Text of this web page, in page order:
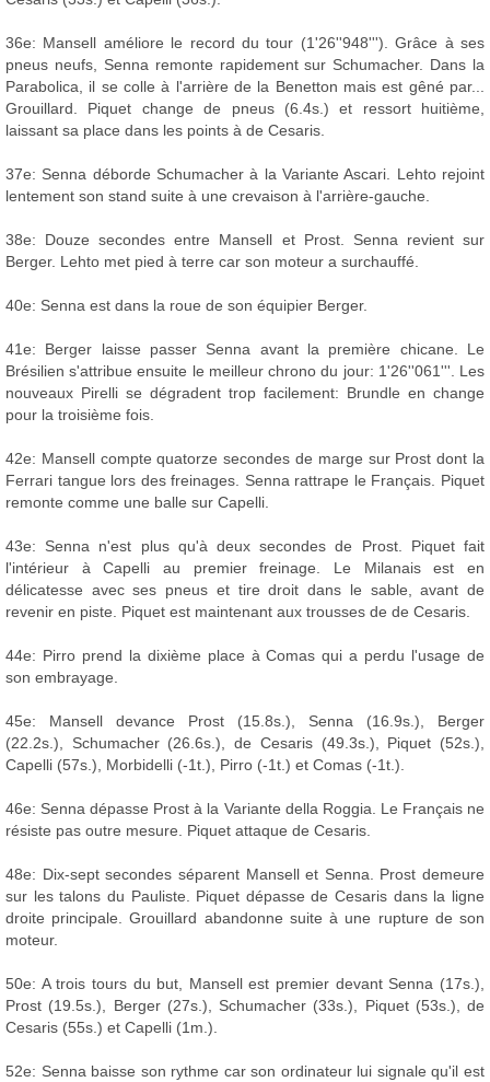
36e: Mansell améliore le record du tour (1'26''948'''). Grâce à ses
pneus neufs, Senna remonte rapidement sur Schumacher. Dans la
Parabolica, il se colle à l'arrière de la Benetton mais est gêné par...
Grouillard. Piquet change de pneus (6.4s.) et ressort huitième,
laissant sa place dans les points à de Cesaris.
37e: Senna déborde Schumacher à la Variante Ascari. Lehto rejoint
lentement son stand suite à une crevaison à l'arrière-gauche.
38e: Douze secondes entre Mansell et Prost. Senna revient sur
Berger. Lehto met pied à terre car son moteur a surchauffé.
40e: Senna est dans la roue de son équipier Berger.
41e: Berger laisse passer Senna avant la première chicane. Le
Brésilien s'attribue ensuite le meilleur chrono du jour: 1'26''061'''. Les
nouveaux Pirelli se dégradent trop facilement: Brundle en change
pour la troisième fois.
42e: Mansell compte quatorze secondes de marge sur Prost dont la
Ferrari tangue lors des freinages. Senna rattrape le Français. Piquet
remonte comme une balle sur Capelli.
43e: Senna n'est plus qu'à deux secondes de Prost. Piquet fait
l'intérieur à Capelli au premier freinage. Le Milanais est en
délicatesse avec ses pneus et tire droit dans le sable, avant de
revenir en piste. Piquet est maintenant aux trousses de de Cesaris.
44e: Pirro prend la dixième place à Comas qui a perdu l'usage de
son embrayage.
45e: Mansell devance Prost (15.8s.), Senna (16.9s.), Berger
(22.2s.), Schumacher (26.6s.), de Cesaris (49.3s.), Piquet (52s.),
Capelli (57s.), Morbidelli (-1t.), Pirro (-1t.) et Comas (-1t.).
46e: Senna dépasse Prost à la Variante della Roggia. Le Français ne
résiste pas outre mesure. Piquet attaque de Cesaris.
48e: Dix-sept secondes séparent Mansell et Senna. Prost demeure
sur les talons du Pauliste. Piquet dépasse de Cesaris dans la ligne
droite principale. Grouillard abandonne suite à une rupture de son
moteur.
50e: A trois tours du but, Mansell est premier devant Senna (17s.),
Prost (19.5s.), Berger (27s.), Schumacher (33s.), Piquet (53s.), de
Cesaris (55s.) et Capelli (1m.).
52e: Senna baisse son rythme car son ordinateur lui signale qu'il est